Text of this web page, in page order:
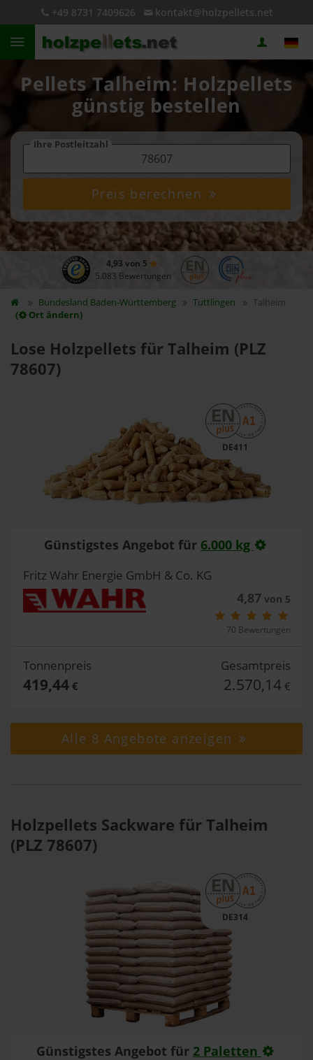
+49 8731 7409626 kontakt@holzpellets.net
Pellets Talheim: Holzpellets
günstig bestellen
Ihre Postleitzahl
Preis berechnen
4,93 von 5
5.083 Bewertungen
Bundesland Baden-Württemberg Tuttlingen
Talheim
(
Ort ändern)
Lose Holzpellets für Talheim (PLZ
78607)
DE411
Günstigstes Angebot für 6.000 kg
Fritz Wahr Energie GmbH & Co. KG
4,87von 5
70 Bewertungen
Tonnenpreis
419,44€
Gesamtpreis
2.570,14 €
Alle 8 Angebote anzeigen
Holzpellets Sackware für Talheim
(PLZ 78607)
DE314
Günstigstes Angebot für 2 Paletten